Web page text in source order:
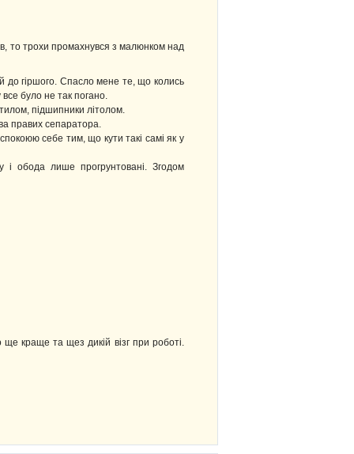
то трохи промахнувся з малюнком над
до гіршого. Спасло мене те, що колись
було не так погано.
підшипники літолом.
правих сепаратора.
себе тим, що кути такі самі як у
обода лише прогрунтовані. Згодом
краще та щез дикій візг при роботі.